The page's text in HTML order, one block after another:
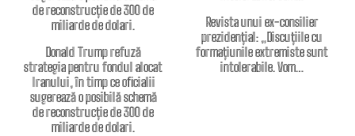
Donald Trump refuză
strategia pentru fondul alocat
Iranului, în timp ce oficialii
sugerează o posibilă schemă
de reconstrucție de 300 de
miliarde de dolari.
Revista unui ex-consilier
prezidențial: „Discuțiile cu
formațiunile extremiste sunt
intolerabile. Vom…